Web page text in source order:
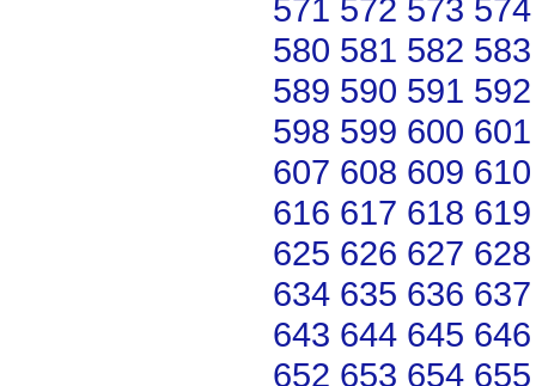
571 572 573 574
580 581 582 583
589 590 591 592
598 599 600 601
607 608 609 610
616 617 618 619
625 626 627 628
634 635 636 637
643 644 645 646
652 653 654 655